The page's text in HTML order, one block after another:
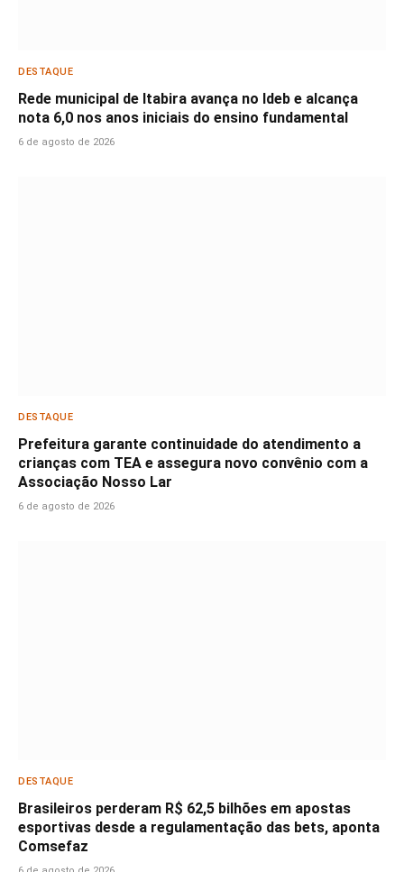
DESTAQUE
Rede municipal de Itabira avança no Ideb e alcança
nota 6,0 nos anos iniciais do ensino fundamental
6 de agosto de 2026
DESTAQUE
Prefeitura garante continuidade do atendimento a
crianças com TEA e assegura novo convênio com a
Associação Nosso Lar
6 de agosto de 2026
DESTAQUE
Brasileiros perderam R$ 62,5 bilhões em apostas
esportivas desde a regulamentação das bets, aponta
Comsefaz